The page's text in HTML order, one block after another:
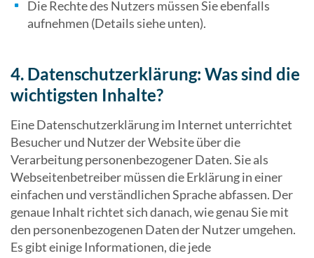
Die Rechte des Nutzers müssen Sie ebenfalls
aufnehmen (Details siehe unten).
4. Datenschutzerklärung: Was sind die
wichtigsten Inhalte?
Eine Datenschutzerklärung im Internet unterrichtet
Besucher und Nutzer der Website über die
Verarbeitung personenbezogener Daten. Sie als
Webseitenbetreiber müssen die Erklärung in einer
einfachen und verständlichen Sprache abfassen. Der
genaue Inhalt richtet sich danach, wie genau Sie mit
den personenbezogenen Daten der Nutzer umgehen.
Es gibt einige Informationen, die jede